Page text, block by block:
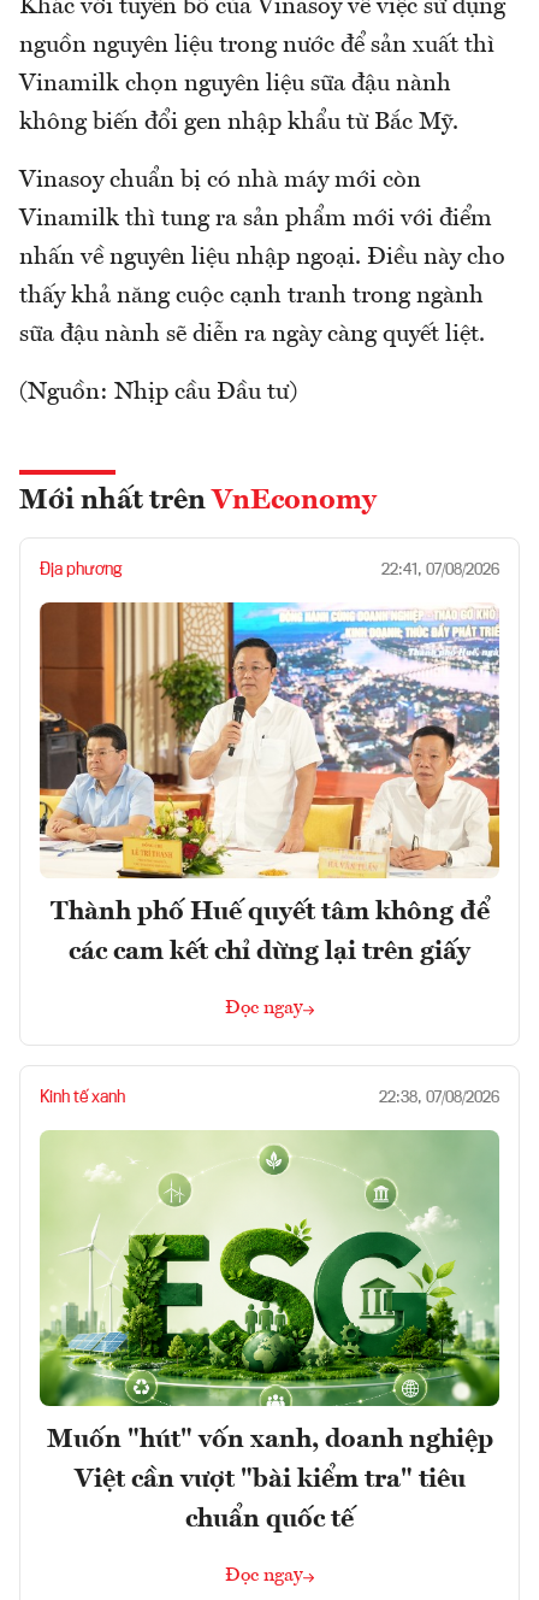
Khác với tuyên bố của Vinasoy về việc sử dụng
nguồn nguyên liệu trong nước để sản xuất thì
Vinamilk chọn nguyên liệu sữa đậu nành
không biến đổi gen nhập khẩu từ Bắc Mỹ.
Vinasoy chuẩn bị có nhà máy mới còn
Vinamilk thì tung ra sản phẩm mới với điểm
nhấn về nguyên liệu nhập ngoại. Điều này cho
thấy khả năng cuộc cạnh tranh trong ngành
sữa đậu nành sẽ diễn ra ngày càng quyết liệt.
(Nguồn: Nhịp cầu Đầu tư)
Mới nhất trên VnEconomy
Địa phương 22:41, 07/08/2026
Thành phố Huế quyết tâm không để
các cam kết chỉ dừng lại trên giấy
Đọc ngay
Kinh tế xanh 22:38, 07/08/2026
Muốn "hút" vốn xanh, doanh nghiệp
Việt cần vượt "bài kiểm tra" tiêu
chuẩn quốc tế
Đọc ngay